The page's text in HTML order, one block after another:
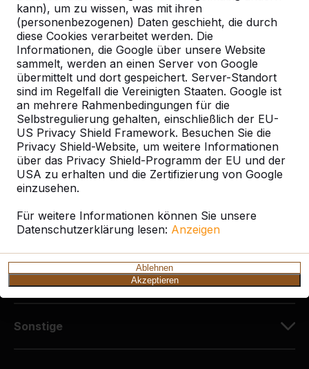
kann), um zu wissen, was mit ihren
(personenbezogenen) Daten geschieht, die durch
diese Cookies verarbeitet werden. Die
Informationen, die Google über unsere Website
sammelt, werden an einen Server von Google
übermittelt und dort gespeichert. Server-Standort
sind im Regelfall die Vereinigten Staaten. Google ist
an mehrere Rahmenbedingungen für die
Selbstregulierung gehalten, einschließlich der EU-
US Privacy Shield Framework. Besuchen Sie die
Privacy Shield-Website, um weitere Informationen
über das Privacy Shield-Programm der EU und der
USA zu erhalten und die Zertifizierung von Google
einzusehen.
Für weitere Informationen können Sie unsere
Datenschutzerklärung lesen: Anzeigen
Ablehnen
Akzeptieren
Kontakt
HeBlad Deutschland
Diekerstraße 97
42781 Haan
Deutschland
+49 212 934 77 25
info@HeBlad.de
Kundenservice
Sonstige